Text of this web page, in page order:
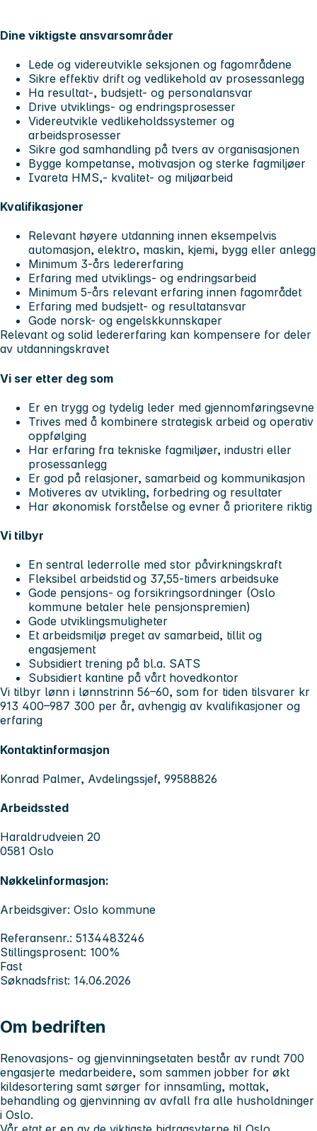
Dine viktigste ansvarsområder
Lede og videreutvikle seksjonen og fagområdene
Sikre effektiv drift og vedlikehold av prosessanlegg
Ha resultat-, budsjett- og personalansvar
Drive utviklings- og endringsprosesser
Videreutvikle vedlikeholdssystemer og
arbeidsprosesser
Sikre god samhandling på tvers av organisasjonen
Bygge kompetanse, motivasjon og sterke fagmiljøer
Ivareta HMS,- kvalitet- og miljøarbeid
Kvalifikasjoner
Relevant høyere utdanning innen eksempelvis
automasjon, elektro, maskin, kjemi, bygg eller anlegg
Minimum 3-års ledererfaring
Erfaring med utviklings- og endringsarbeid
Minimum 5-års relevant erfaring innen fagområdet
Erfaring med budsjett- og resultatansvar
Gode norsk- og engelskkunnskaper
Relevant og solid ledererfaring kan kompensere for deler
av utdanningskravet
Vi ser etter deg som
Er en trygg og tydelig leder med gjennomføringsevne
Trives med å kombinere strategisk arbeid og operativ
oppfølging
Har erfaring fra tekniske fagmiljøer, industri eller
prosessanlegg
Er god på relasjoner, samarbeid og kommunikasjon
Motiveres av utvikling, forbedring og resultater
Har økonomisk forståelse og evner å prioritere riktig
Vi tilbyr
En sentral lederrolle med stor påvirkningskraft
Fleksibel arbeidstid og 37,55-timers arbeidsuke
Gode pensjons- og forsikringsordninger (Oslo
kommune betaler hele pensjonspremien)
Gode utviklingsmuligheter
Et arbeidsmiljø preget av samarbeid, tillit og
engasjement
Subsidiert trening på bl.a. SATS
Subsidiert kantine på vårt hovedkontor
Vi tilbyr lønn i lønnstrinn 56–60, som for tiden tilsvarer kr
913 400–987 300 per år, avhengig av kvalifikasjoner og
erfaring
Kontaktinformasjon
Konrad Palmer, Avdelingssjef, 99588826
Arbeidssted
Haraldrudveien 20
0581 Oslo
Nøkkelinformasjon:
Arbeidsgiver: Oslo kommune
Referansenr.: 5134483246
Stillingsprosent: 100%
Fast
Søknadsfrist: 14.06.2026
Om bedriften
Renovasjons- og gjenvinningsetaten består av rundt 700
engasjerte medarbeidere, som sammen jobber for økt
kildesortering samt sørger for innsamling, mottak,
behandling og gjenvinning av avfall fra alle husholdninger
i Oslo.